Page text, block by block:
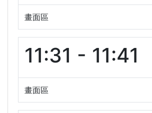
畫面區
11:31 - 11:41
畫面區